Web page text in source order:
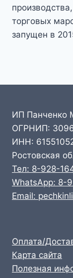
торговых
запущен в
ИП Панченко
ОГРНИП:
ИНН:
Ростовская
Тел: 8-928-
WhatsApp: 8-
Email:
Оплата/
Карта сайта
Полезная